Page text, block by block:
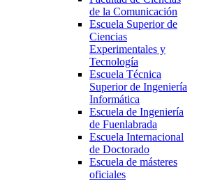
de la Comunicación
Escuela Superior de
Ciencias
Experimentales y
Tecnología
Escuela Técnica
Superior de Ingeniería
Informática
Escuela de Ingeniería
de Fuenlabrada
Escuela Internacional
de Doctorado
Escuela de másteres
oficiales